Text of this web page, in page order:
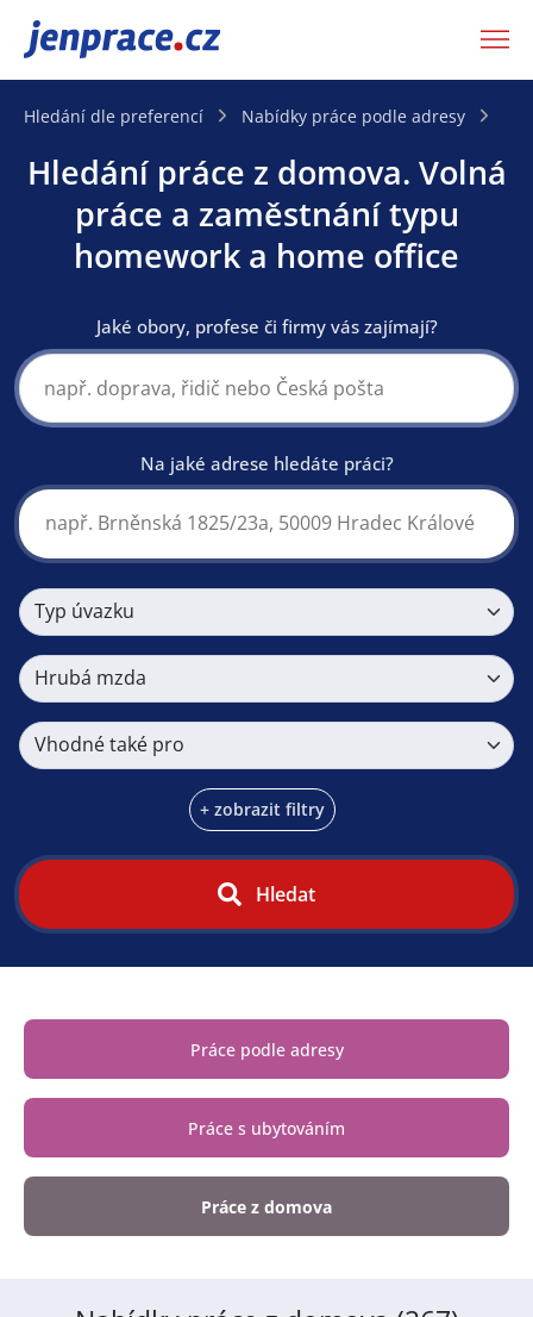
JenPráce.cz
Hledání dle preferencí Nabídky práce podle adresy
Hledání práce z domova. Volná
práce a zaměstnání typu
homework a home office
Jaké obory, profese či firmy vás zajímají?
Na jaké adrese hledáte práci?
Typ úvazku
Hrubá mzda
Vhodné také pro
+ zobrazit filtry
Hledat
Práce podle adresy
Práce s ubytováním
Práce z domova